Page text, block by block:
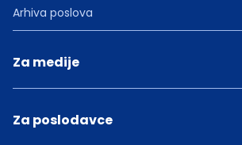
Arhiva poslova
Za medije
Za poslodavce